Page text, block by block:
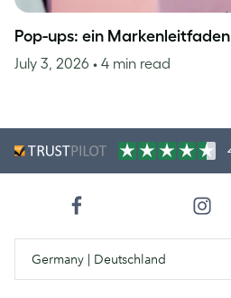
Pop-ups: ein
July 3, 2026 • 4 min read
Germany | Deutschland